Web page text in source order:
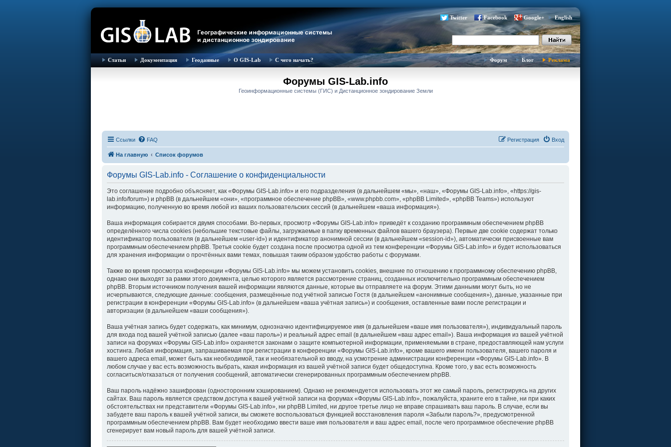
Twitter Facebook Google+ English
Статьи Документация Геоданные О GIS-Lab С чего начать? Форум Блог Реклама
Форумы GIS-Lab.info
Геоинформационные системы (ГИС) и Дистанционное зондирование Земли
Ссылки FAQ Вход
Регистрация
На главную Список форумов
Форумы GIS-Lab.info - Соглашение о конфиденциальности
Это соглашение подробно объясняет, как «Форумы GIS-Lab.info» и его подразделения (в дальнейшем «мы», «наш», «Форумы GIS-Lab.info», «https://gis-
lab.info/forum») и phpBB (в дальнейшем «они», «программное обеспечение phpBB», «www.phpbb.com», «phpBB Limited», «phpBB Teams») используют
информацию, полученную во время любой из ваших пользовательских сессий (в дальнейшем «ваша информация»).
Ваша информация собирается двумя способами. Во-первых, просмотр «Форумы GIS-Lab.info» приведёт к созданию программным обеспечением phpBB
определённого числа cookies (небольшие текстовые файлы, загружаемые в папку временных файлов вашего браузера). Первые две cookie содержат только
идентификатор пользователя (в дальнейшем «user-id») и идентификатор анонимной сессии (в дальнейшем «session-id»), автоматически присвоенные вам
программным обеспечением phpBB. Третья cookie будет создана после просмотра одной из тем конференции «Форумы GIS-Lab.info» и будет использоваться
для хранения информации о прочтённых вами темах, повышая таким образом удобство работы с форумами.
Также во время просмотра конференции «Форумы GIS-Lab.info» мы можем установить cookies, внешние по отношению к программному обеспечению phpBB,
однако они выходят за рамки этого документа, целью которого является рассмотрение страниц, созданных исключительно программным обеспечением
phpBB. Вторым источником получения вашей информации являются данные, которые вы отправляете на форум. Этими данными могут быть, но не
исчерпываются, следующие данные: сообщения, размещённые под учётной записью Гостя (в дальнейшем «анонимные сообщения»), данные, указанные при
регистрации в конференции «Форумы GIS-Lab.info» (в дальнейшем «ваша учётная запись») и сообщения, оставленные вами после регистрации и
авторизации (в дальнейшем «ваши сообщения»).
Ваша учётная запись будет содержать, как минимум, однозначно идентифицируемое имя (в дальнейшем «ваше имя пользователя»), индивидуальный пароль
для входа под вашей учётной записью (далее «ваш пароль») и реальный адрес email (в дальнейшем «ваш адрес email»). Ваша информация из вашей учётной
записи на форумах «Форумы GIS-Lab.info» охраняется законами о защите компьютерной информации, применяемыми в стране, предоставляющей нам услуги
хостинга. Любая информация, запрашиваемая при регистрации в конференции «Форумы GIS-Lab.info», кроме вашего имени пользователя, вашего пароля и
вашего адреса email, может быть как необходимой, так и необязательной ко вводу, на усмотрение администрации конференции «Форумы GIS-Lab.info». В
любом случае у вас есть возможность выбрать, какая информация из вашей учётной записи будет общедоступна. Кроме того, у вас есть возможность
согласиться/отказаться от получения сообщений, автоматически сгенерированных программным обеспечением phpBB.
Ваш пароль надёжно зашифрован (односторонним хэшированием). Однако не рекомендуется использовать этот же самый пароль, регистрируясь на других
сайтах. Ваш пароль является средством доступа к вашей учётной записи на форумах «Форумы GIS-Lab.info», пожалуйста, храните его в тайне, ни при каких
обстоятельствах ни представители «Форумы GIS-Lab.info», ни phpBB Limited, ни другое третье лицо не вправе спрашивать ваш пароль. В случае, если вы
забудете ваш пароль к вашей учётной записи, вы сможете воспользоваться функцией восстановления пароля «Забыли пароль?», предусмотренной
программным обеспечением phpBB. Вам будет необходимо ввести ваше имя пользователя и ваш адрес email, после чего программное обеспечение phpBB
сгенерирует вам новый пароль для вашей учётной записи.